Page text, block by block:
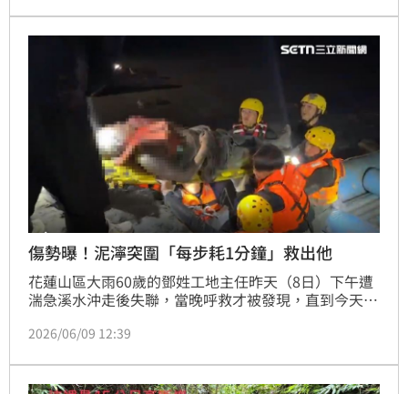
傷勢曝！泥濘突圍「每步耗1分鐘」救出他
花蓮山區大雨60歲的鄧姓工地主任昨天（8日）下午遭
湍急溪水沖走後失聯，當晚呼救才被發現，直到今天
外說明，鄧男全身有擦傷跟挫傷，腦部受到撞擊，有一
2026/06/09 12:39